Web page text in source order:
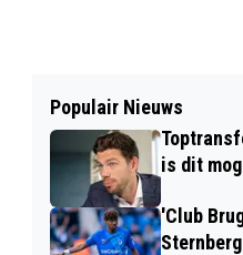
Populair Nieuws
is dit
'Club